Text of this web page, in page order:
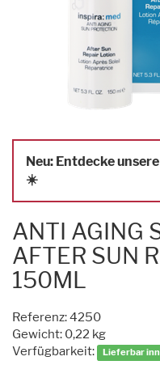
Neu: Entdecke
☀️
ANTI AGING
AFTER SUN
150ML
Referenz:4250
Gewicht: 0,22 kg
Verfügbarkeit:
Lieferbar